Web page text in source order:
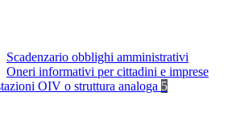
Scadenzario obblighi amministrativi
Oneri informativi per cittadini e imprese
OIV o struttura analoga 5